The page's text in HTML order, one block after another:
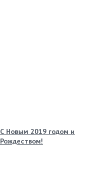
С Новым 2019 годом и
Рождеством!